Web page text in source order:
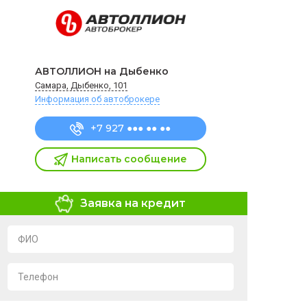
АВТОЛЛИОН на Дыбенко
Самара, Дыбенко, 101
Информация об автоброкере
+7 927 ●●● ●● ●●
Написать сообщение
Заявка на кредит
ФИО
Телефон